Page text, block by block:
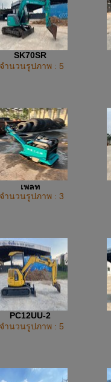
SK70SR
จำนวนรูปภาพ : 5
เพลท
จำนวนรูปภาพ : 3
PC12UU-2
จำนวนรูปภาพ : 5